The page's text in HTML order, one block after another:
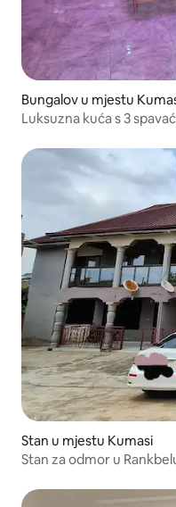
Bungalov u mjestu
Luksuzna kuća s 3
Stan u mjestu Kumasi
Stan za odmor u